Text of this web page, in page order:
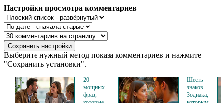
Настройки просмотра комментариев
Выберите нужный метод показа комментариев и нажмите
"Сохранить установки".
20
мощных
фраз,
Шесть
знаков
Зодиака,